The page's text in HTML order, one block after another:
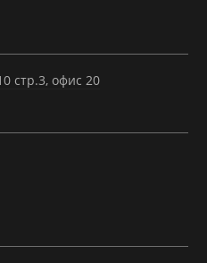
стр.3, офис 20